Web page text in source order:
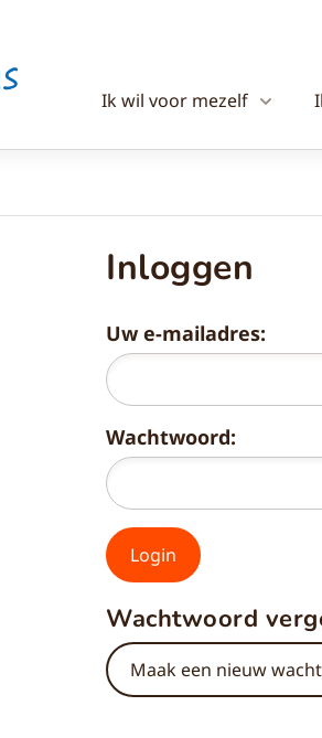
Ik wil voor mezelf
Inloggen
Uw e-mailadres:
Wachtwoord:
Wachtwoord
Maak een nieuw